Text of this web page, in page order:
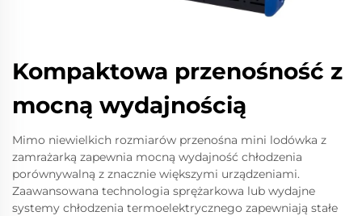
Kompaktowa przenośność z
mocną wydajnością
Mimo niewielkich rozmiarów przenośna mini lodówka z
zamrażarką zapewnia mocną wydajność chłodzenia
porównywalną z znacznie większymi urządzeniami.
Zaawansowana technologia sprężarkowa lub wydajne
systemy chłodzenia termoelektrycznego zapewniają stałe